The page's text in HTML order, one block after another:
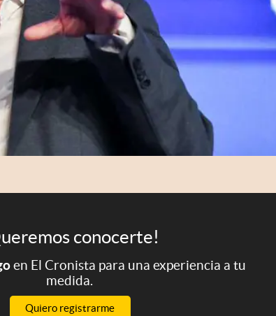
conocerte!
en El Cronista para una experiencia a tu
medida.
Quiero registrarme